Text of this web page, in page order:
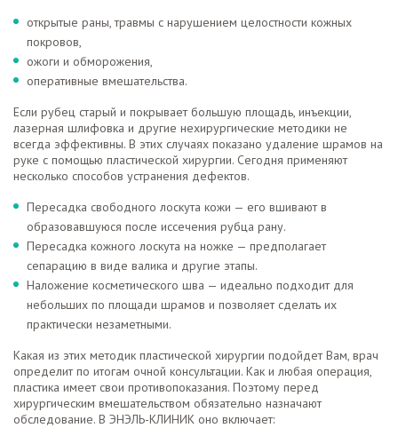
открытые раны, травмы с нарушением целостности кожных
покровов,
ожоги и обморожения,
оперативные вмешательства.
Если рубец старый и покрывает большую площадь, инъекции,
лазерная шлифовка и другие нехирургические методики не
всегда эффективны. В этих случаях показано удаление шрамов на
руке с помощью пластической хирургии. Сегодня применяют
несколько способов устранения дефектов.
Пересадка свободного лоскута кожи — его вшивают в
образовавшуюся после иссечения рубца рану.
Пересадка кожного лоскута на ножке — предполагает
сепарацию в виде валика и другие этапы.
Наложение косметического шва — идеально подходит для
небольших по площади шрамов и позволяет сделать их
практически незаметными.
Какая из этих методик пластической хирургии подойдет Вам, врач
определит по итогам очной консультации. Как и любая операция,
пластика имеет свои противопоказания. Поэтому перед
хирургическим вмешательством обязательно назначают
обследование. В ЭНЭЛЬ-КЛИНИК оно включает: